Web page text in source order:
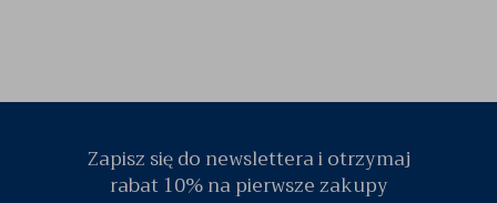
Zapisz się do newslettera i otrzymaj
rabat 10% na pierwsze zakupy